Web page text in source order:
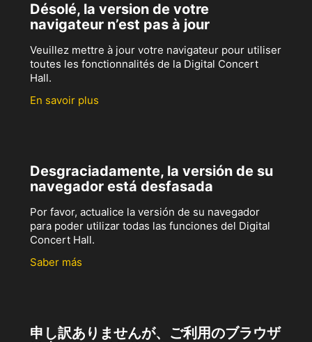
Désolé, la version de votre
navigateur n’est pas à jour
Veuillez mettre à jour votre navigateur pour utiliser
toutes les fonctionnalités de la Digital Concert
Hall.
En savoir plus
Desgraciadamente, la versión de su
navegador está desfasada
Por favor, actualice la versión de su navegador
para poder utilizar todas las funciones del Digital
Concert Hall.
Saber más
申し訳ありませんが、ご利用のブラウザ